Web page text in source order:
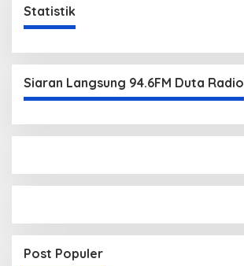
Statistik
Siaran Langsung 94.6FM Duta Radio
Post Populer